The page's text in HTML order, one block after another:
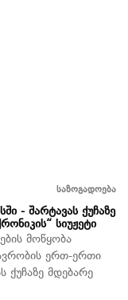
საზოგადოება
- შარტავას ქუჩაზე
სიუჟეტი
მოწყობა
ერთ-ერთი
ქუჩაზე მდებარე